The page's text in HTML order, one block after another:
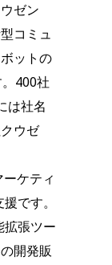
ゼン
コミュ
ットの
400社
は社名
ウゼ
ケティ
です。
拡張ツー
開発販